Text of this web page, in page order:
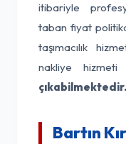
itibariyle
taban fiyat
taşımacılık
nakliye
çıkabilmektedir.
Bartın